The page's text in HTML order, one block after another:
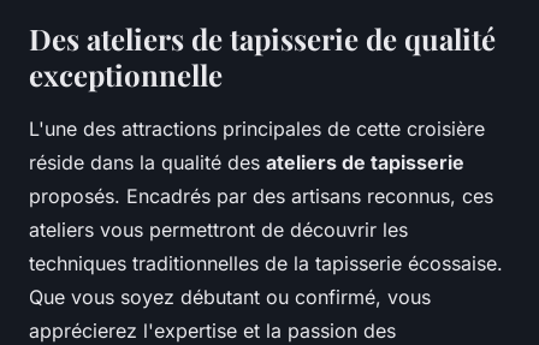
Des ateliers de tapisserie de qualité
exceptionnelle
L'une des attractions principales de cette croisière
réside dans la qualité des ateliers de tapisserie
proposés. Encadrés par des artisans reconnus, ces
ateliers vous permettront de découvrir les
techniques traditionnelles de la tapisserie écossaise.
Que vous soyez débutant ou confirmé, vous
apprécierez l'expertise et la passion des